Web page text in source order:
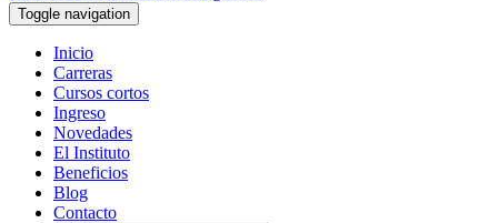
Toggle navigation
Inicio
Carreras
Cursos cortos
Ingreso
Novedades
El Instituto
Beneficios
Blog
Contacto